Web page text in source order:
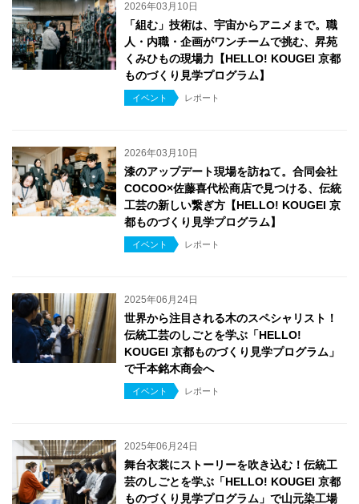
2026年03月10日
「組む」技術は、宇宙からアニメまで。職
人・内職・企画がワンチームで挑む、昇苑
くみひもの現場力【HELLO! KOUGEI 京都
ものづくり見学プログラム】
イベント レポート
2026年03月10日
漆のアップデート現場を訪ねて。合同会社
COCOO×佐藤喜代松商店で見つける、伝統
工芸の新しい繋ぎ方【HELLO! KOUGEI 京
都ものづくり見学プログラム】
イベント レポート
2025年06月24日
世界から注目される木のスペシャリスト！
伝統工芸のしごとを学ぶ「HELLO!
KOUGEI 京都ものづくり見学プログラム」
で千本銘木商会へ
イベント レポート
2025年06月24日
舞台衣裳にストーリーを吹き込む！伝統工
芸のしごとを学ぶ「HELLO! KOUGEI 京都
ものづくり見学プログラム」で山元染工場